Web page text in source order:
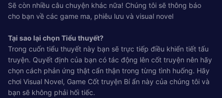
Sẽ còn nhiều câu chuyện khác nữa! Chúng tôi sẽ thông báo
cho bạn về các game ma, phiêu lưu và visual novel
Tại sao lại chọn Tiểu thuyết?
Trong cuốn tiểu thuyết này bạn sẽ trực tiếp điều khiển tiết tấu
truyện. Quyết định của bạn có tác động lên cốt truyện nên hãy
chọn cách phản ứng thật cẩn thận trong từng tình huống. Hãy
chơi Visual Novel, Game Cốt truyện Bí ẩn này của chúng tôi và
bạn sẽ không phải hối tiếc.